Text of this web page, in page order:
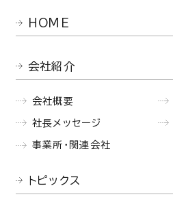
HOME
会社紹介
会社概要
社長メッセージ
事業所・関連会社
トピックス